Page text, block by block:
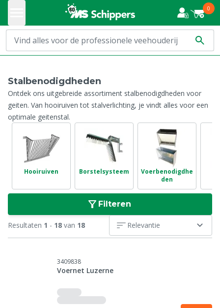
0
Stalbenodigdheden
Ontdek ons uitgebreide assortiment stalbenodigdheden voor
geiten. Van hooiruiven tot stalverlichting, je vindt alles voor een
optimale geitenstal.
Hooiruiven Borstelsysteem
Voerbenodigdhe
den
Filteren
Resultaten 1 - 18 van 18 Relevantie
3409838
Voernet Luzerne